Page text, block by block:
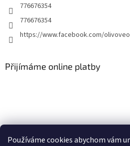
Používáme cookies abychom vám
776676354
776676354
https://www.facebook.com/
Přijímáme online platby
Olivove-oleje.eu Naše